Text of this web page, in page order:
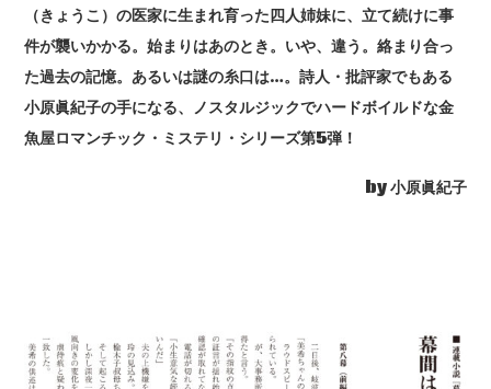
（きょうこ）の医家に生まれ育った四人姉妹に、立て続けに事
件が襲いかかる。始まりはあのとき。いや、違う。絡まり合っ
た過去の記憶。あるいは謎の糸口は…。詩人・批評家でもある
小原眞紀子の手になる、ノスタルジックでハードボイルドな金
魚屋ロマンチック・ミステリ・シリーズ第5弾！
by 小原眞紀子